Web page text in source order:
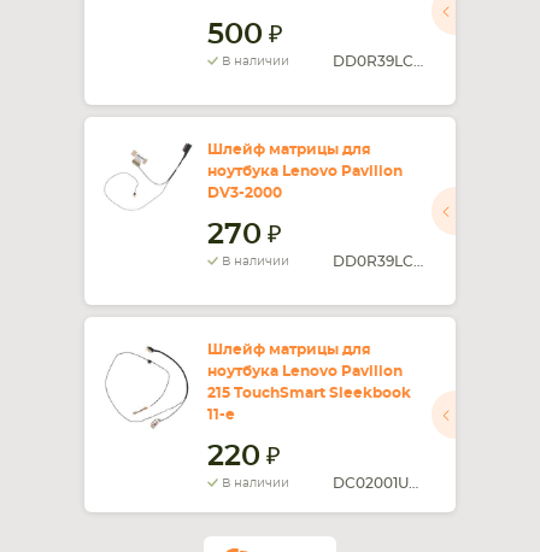
500
В наличии
Шлейф матрицы для
ноутбука Lenovo Pavilion
DV3-2000
270
В наличии
Шлейф матрицы для
ноутбука Lenovo Pavilion
215 TouchSmart Sleekbook
11-e
220
В наличии